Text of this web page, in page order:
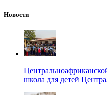
Новости
школа для детей